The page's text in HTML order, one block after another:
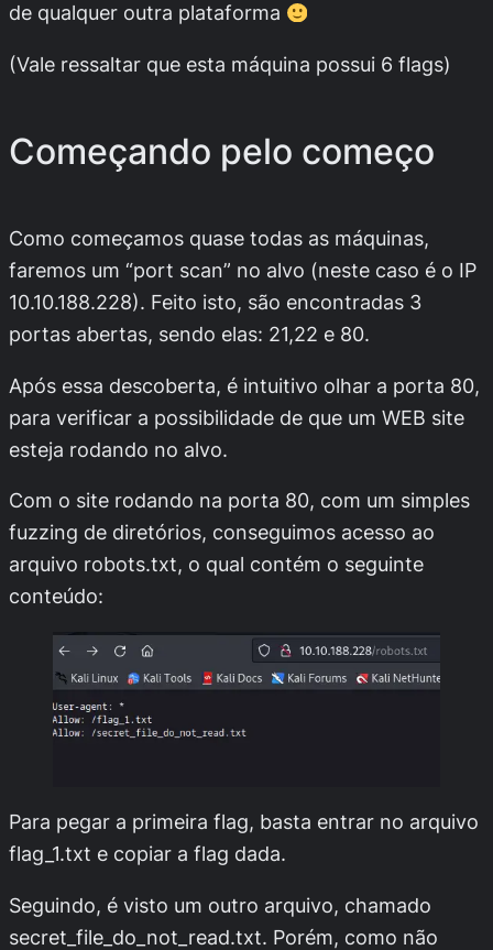
de qualquer outra plataforma
(Vale ressaltar que esta máquina possui 6 flags)
Começando pelo começo
Como começamos quase todas as máquinas,
faremos um “port scan” no alvo (neste caso é o IP
10.10.188.228). Feito isto, são encontradas 3
portas abertas, sendo elas: 21,22 e 80.
Após essa descoberta, é intuitivo olhar a porta 80,
para verificar a possibilidade de que um WEB site
esteja rodando no alvo.
Com o site rodando na porta 80, com um simples
fuzzing de diretórios, conseguimos acesso ao
arquivo robots.txt, o qual contém o seguinte
conteúdo:
Para pegar a primeira flag, basta entrar no arquivo
flag_1.txt e copiar a flag dada.
Seguindo, é visto um outro arquivo, chamado
secret_file_do_not_read.txt. Porém, como não